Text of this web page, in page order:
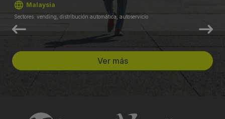
Malaysia
Sectores: vending, distribución automática, autoservicio
Ver más